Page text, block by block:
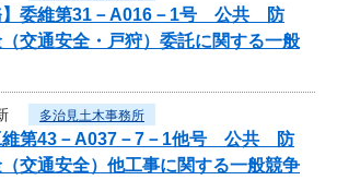
】委維第31－A016－1号 公共 防
交通安全・戸狩）委託に関する一般
多治見土木事務所
維第43－A037－7－1他号 公共 防
交通安全）他工事に関する一般競争